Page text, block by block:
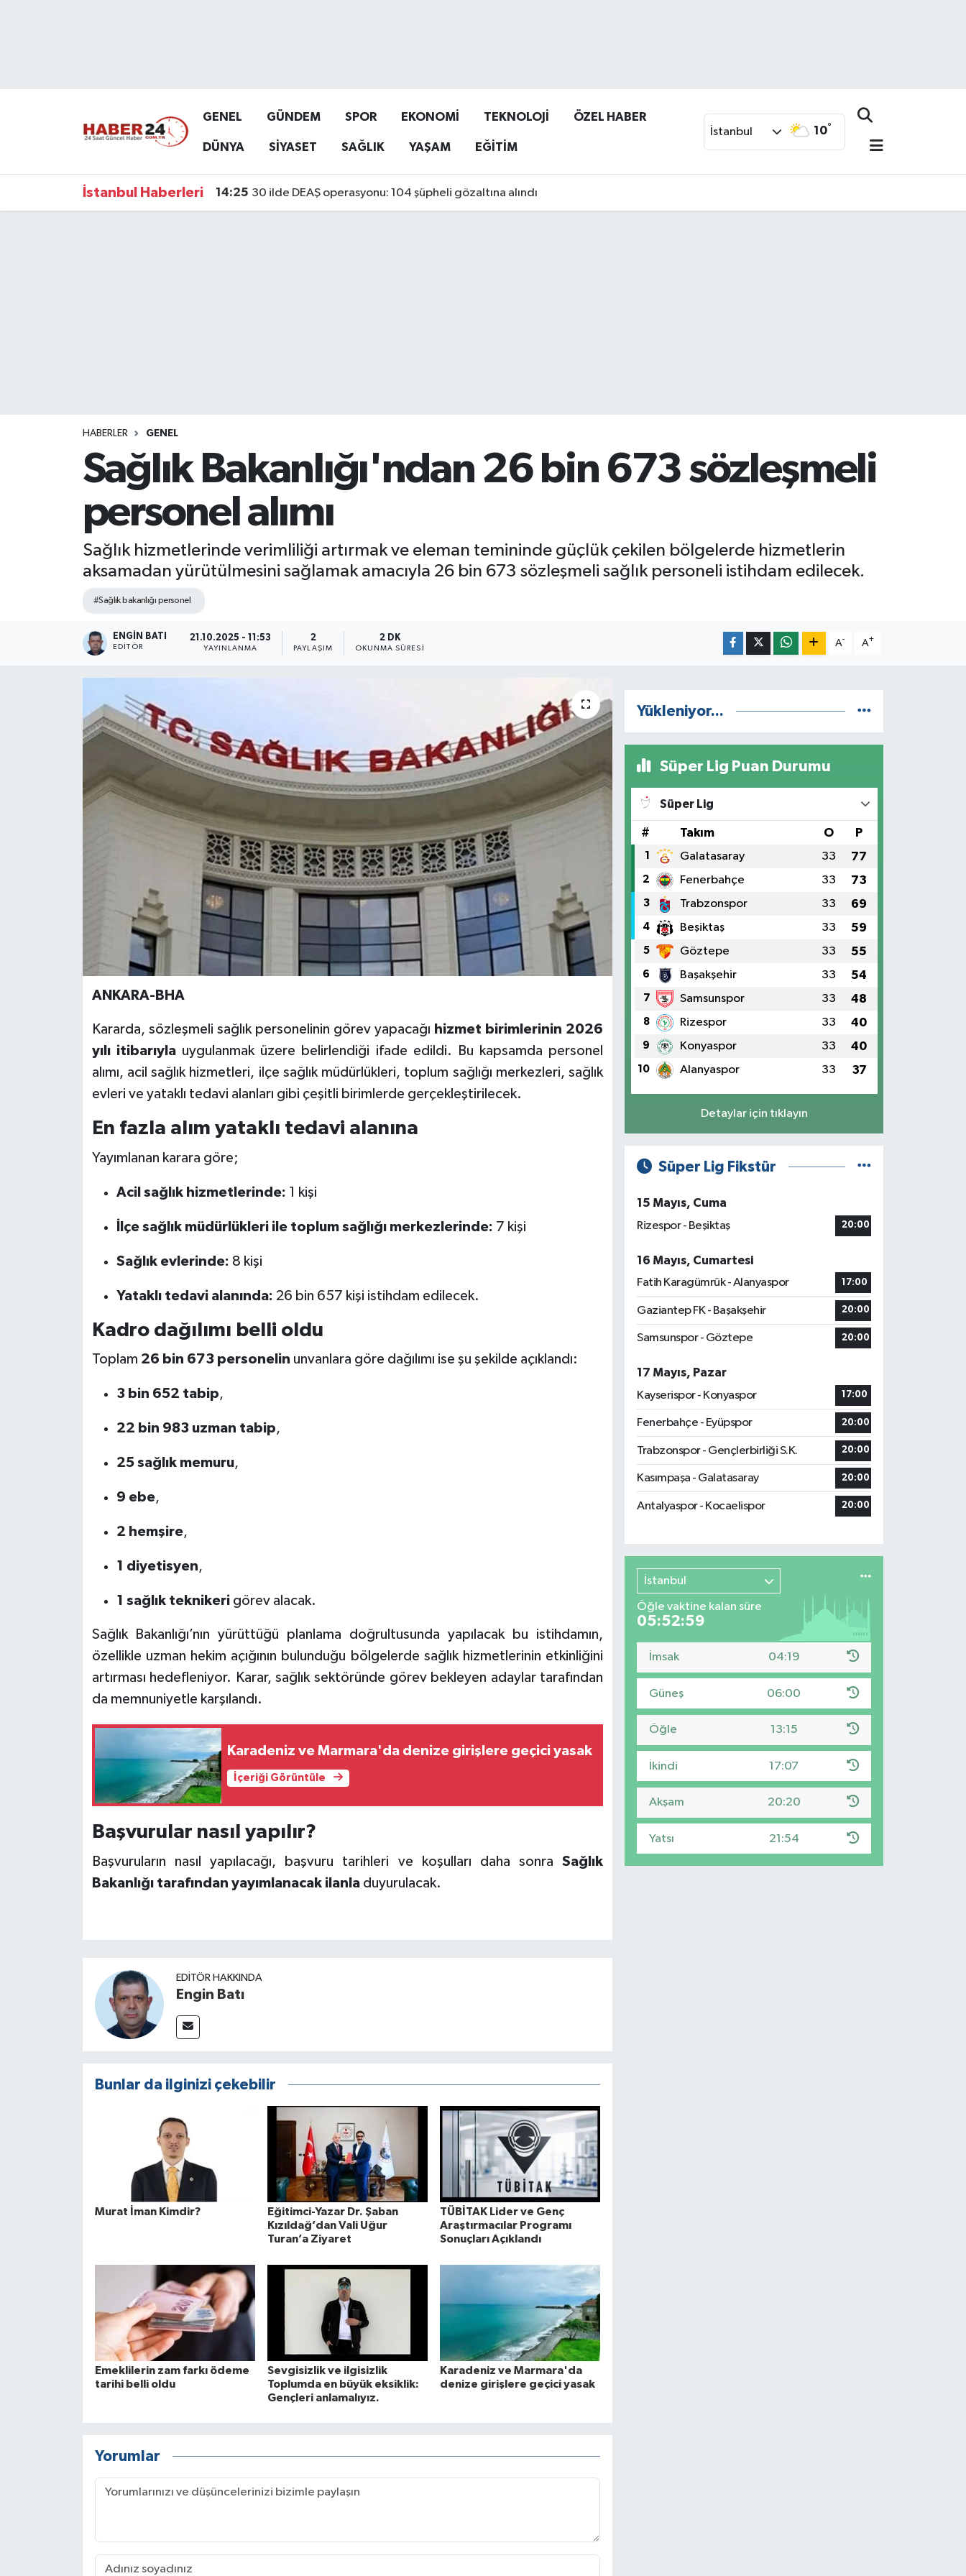
GENEL GÜNDEM SPOR EKONOMİ TEKNOLOJİ ÖZEL HABER
DÜNYA SİYASET SAĞLIK YAŞAM EĞİTİM
İstanbul 10°
İstanbul Haberleri 14:25 30 ilde DEAŞ operasyonu: 104 şüpheli gözaltına alındı
HABERLER GENEL
Sağlık Bakanlığı'ndan 26 bin 673 sözleşmeli
personel alımı
Sağlık hizmetlerinde verimliliği artırmak ve eleman temininde güçlük çekilen bölgelerde hizmetlerin
aksamadan yürütülmesini sağlamak amacıyla 26 bin 673 sözleşmeli sağlık personeli istihdam edilecek.
#Sağlık bakanlığı personel
ENGIN BATI
EDITÖR
21.10.2025 - 11:53
YAYINLANMA
2
PAYLAŞIM
2 DK
OKUNMA SÜRESI
A- A+
ANKARA-BHA
Kararda, sözleşmeli sağlık personelinin görev yapacağı hizmet birimlerinin 2026
yılı itibarıylauygulanmak üzere belirlendiği ifade edildi. Bu kapsamda personel
alımı, acil sağlık hizmetleri, ilçe sağlık müdürlükleri, toplum sağlığı merkezleri, sağlık
evleri ve yataklı tedavi alanları gibi çeşitli birimlerde gerçekleştirilecek.
En fazla alım yataklı tedavi alanına
Yayımlanan karara göre;
Acil sağlık hizmetlerinde: 1 kişi
İlçe sağlık müdürlükleri ile toplum sağlığı merkezlerinde: 7 kişi
Sağlık evlerinde: 8 kişi
Yataklı tedavi alanında: 26 bin 657 kişi istihdam edilecek.
Kadro dağılımı belli oldu
Toplam 26 bin 673 personelin unvanlara göre dağılımı ise şu şekilde açıklandı:
3 bin 652 tabip,
22 bin 983 uzman tabip,
25 sağlık memuru,
9 ebe,
2 hemşire,
1 diyetisyen,
1 sağlık teknikerigörev alacak.
Sağlık Bakanlığı’nın yürüttüğü planlama doğrultusunda yapılacak bu istihdamın,
özellikle uzman hekim açığının bulunduğu bölgelerde sağlık hizmetlerinin etkinliğini
artırması hedefleniyor. Karar, sağlık sektöründe görev bekleyen adaylar tarafından
da memnuniyetle karşılandı.
Karadeniz ve Marmara'da denize girişlere geçici yasak
İçeriği Görüntüle
Başvurular nasıl yapılır?
Başvuruların nasıl yapılacağı, başvuru tarihleri ve koşulları daha sonraSağlık
Bakanlığı tarafından yayımlanacak ilanladuyurulacak.
EDITÖR HAKKINDA
Engin Batı
Bunlar da ilginizi çekebilir
Murat İman Kimdir?
Eğitimci-Yazar Dr. Şaban
Kızıldağ’dan Vali Uğur
Turan’a Ziyaret
TÜBİTAK Lider ve Genç
Araştırmacılar Programı
Sonuçları Açıklandı
Emeklilerin zam farkı ödeme
tarihi belli oldu
Sevgisizlik ve ilgisizlik
Toplumda en büyük eksiklik:
Gençleri anlamalıyız.
Karadeniz ve Marmara'da
denize girişlere geçici yasak
Yorumlar
Yükleniyor...
Süper Lig Puan Durumu
Süper Lig
# Takım O P
1 Galatasaray 33 77
2 Fenerbahçe 33 73
3 Trabzonspor 33 69
4 Beşiktaş 33 59
5 Göztepe 33 55
6 Başakşehir 33 54
7 Samsunspor 33 48
8 Rizespor 33 40
9 Konyaspor 33 40
10 Alanyaspor 33 37
Detaylar için tıklayın
Süper Lig Fikstür
15 Mayıs, Cuma
Rizespor - Beşiktaş
20:00
16 Mayıs, Cumartesi
Fatih Karagümrük - Alanyaspor
17:00
Gaziantep FK - Başakşehir 20:00
Samsunspor - Göztepe 20:00
17 Mayıs, Pazar
Kayserispor - Konyaspor
17:00
Fenerbahçe - Eyüpspor 20:00
Trabzonspor - Gençlerbirliği S.K. 20:00
Kasımpaşa - Galatasaray 20:00
Antalyaspor - Kocaelispor 20:00
İstanbul
Öğle vaktine kalan süre
05:52:58
İmsak 04:19
Güneş 06:00
Öğle 13:15
İkindi 17:07
Akşam 20:20
Yatsı 21:54
Namaz Vakitleri
Süper Lig Puan Durumu ve Fikstür